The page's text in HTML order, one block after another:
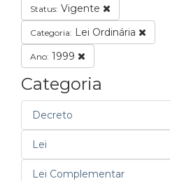
Status: Vigente
Categoria: Lei Ordinária
Ano: 1999
Categoria
Decreto
Lei
Lei Complementar